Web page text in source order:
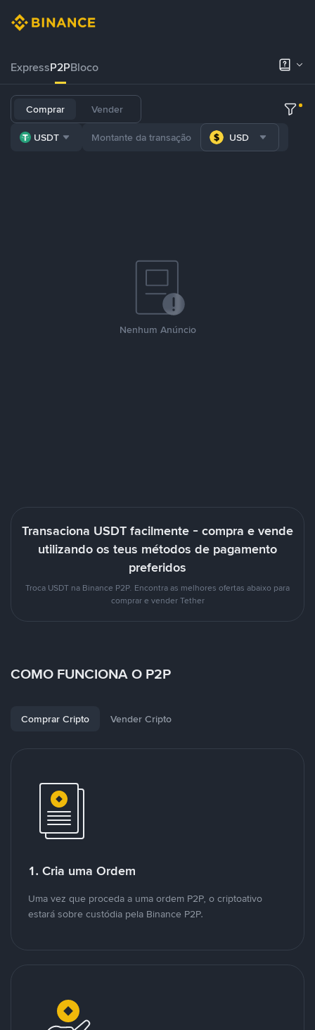
ExpressP2PBloco
Comprar Vender
USDT USD
Nenhum Anúncio
Transaciona USDT facilmente - compra e vende
utilizando os teus métodos de pagamento
preferidos
Troca USDT na Binance P2P. Encontra as melhores ofertas abaixo para
comprar e vender Tether
COMO FUNCIONA O P2P
Comprar Cripto Vender Cripto
1. Cria uma Ordem
Uma vez que proceda a uma ordem P2P, o criptoativo
estará sobre custódia pela Binance P2P.